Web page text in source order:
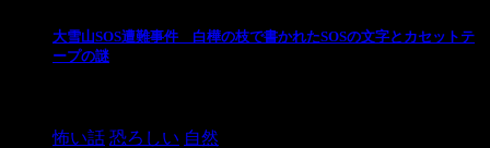
大雪山SOS遭難事件 白樺の枝で書かれたSOSの文字とカセットテ
ープの謎
怖い話 恐ろしい 自然